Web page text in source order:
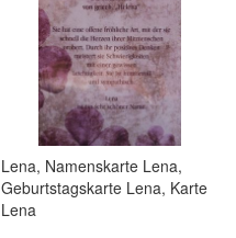
Lena, Namenskarte Lena,
Geburtstagskarte Lena, Karte
Lena